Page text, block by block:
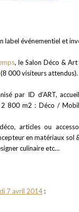
label événementiel et
, le Salon Déco &
(8 000 visiteurs attendus).
par ID d’ART,
800 m2 : Déco /
articles ou
en matériaux sol
culinaire etc…
7 avril 2014 :